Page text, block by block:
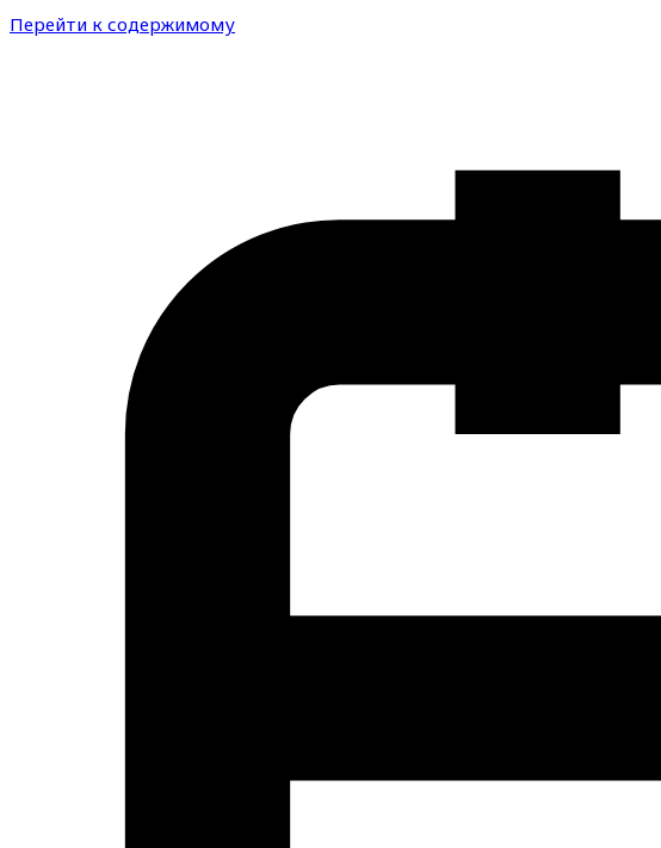
Перейти к содержимому